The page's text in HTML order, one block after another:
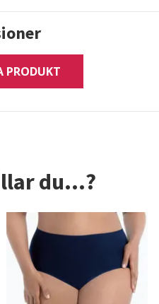
PRODUKT
du...?